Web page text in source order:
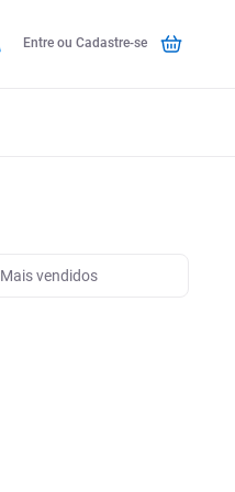
Entre ou Cadastre-se
Mais vendidos